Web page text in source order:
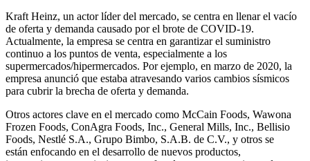
Kraft Heinz, un actor líder del mercado, se centra en llenar el vacío
de oferta y demanda causado por el brote de COVID-19.
Actualmente, la empresa se centra en garantizar el suministro
continuo a los puntos de venta, especialmente a los
supermercados/hipermercados. Por ejemplo, en marzo de 2020, la
empresa anunció que estaba atravesando varios cambios sísmicos
para cubrir la brecha de oferta y demanda.
Otros actores clave en el mercado como McCain Foods, Wawona
Frozen Foods, ConAgra Foods, Inc., General Mills, Inc., Bellisio
Foods, Nestlé S.A., Grupo Bimbo, S.A.B. de C.V., y otros se
están enfocando en el desarrollo de nuevos productos,